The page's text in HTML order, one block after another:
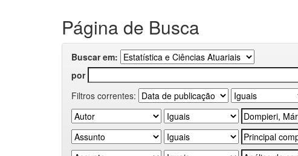
Página de Busca
Buscar em:
por
Filtros correntes: